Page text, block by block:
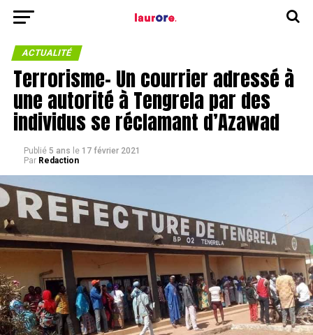
ACTUALITÉ
Terrorisme- Un courrier adressé à
une autorité à Tengrela par des
individus se réclamant d’Azawad
Publié 5 ans le 17 février 2021
Par Redaction